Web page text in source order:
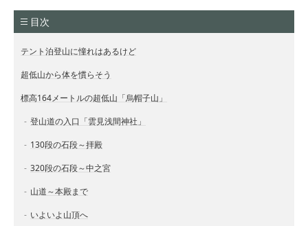
目次
テント泊登山に憧れはあるけど
超低山から体を慣らそう
標高164メートルの超低山「烏帽子山」
登山道の入口「雲見浅間神社」
130段の石段～拝殿
320段の石段～中之宮
山道～本殿まで
いよいよ山頂へ